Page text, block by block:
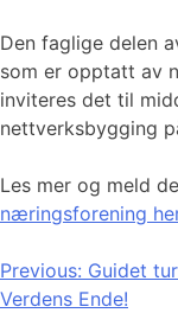
Den faglige delen
som er opptatt av
inviteres det til
nettverksbygging
Les mer og meld
næringsforening
Previous: Guidet
Verdens Ende!